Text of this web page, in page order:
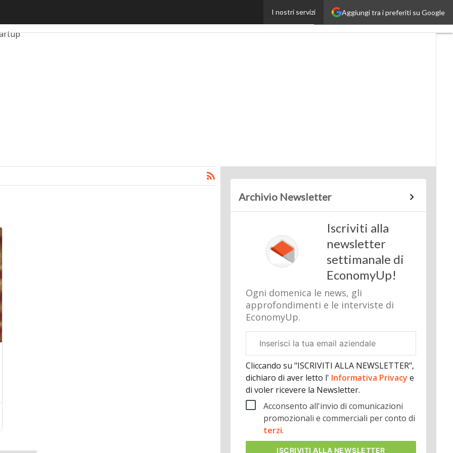
Aggiungi tra i preferiti su Google
I nostri servizi
SmartMobilityUp
Archivio Newsletter
Iscriviti alla
newsletter
settimanale di
EconomyUp!
Ogni domenica le news, gli
approfondimenti e le interviste di
EconomyUp.
aziendale
Cliccando su "ISCRIVITI ALLA NEWSLETTER",
dichiaro di aver letto l' Informativa Privacye
di voler ricevere la Newsletter.
Acconsento all'invio di comunicazioni
promozionali e commerciali per conto di
terzi.
ISCRIVITIALLA NEWSLETTER